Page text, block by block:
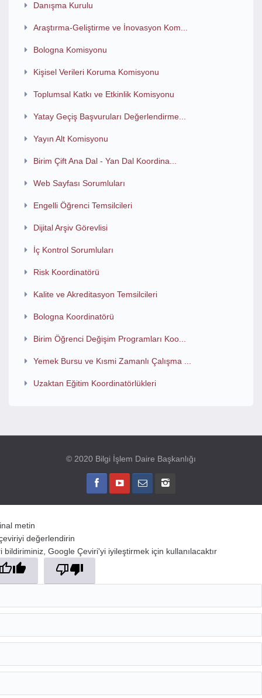
Danışma Kurulu
Araştırma-Geliştirme ve İnovasyon Kom...
Bologna Komisyonu
Kişisel Verileri Koruma Komisyonu
Toplumsal Katkı ve Etkinlik Komisyonu
Yatay Geçiş Başvuruları Değerlendirme...
Yayın Alt Komisyonu
Birim Çift Ana Dal - Yan Dal Koordina...
Web Sayfası Sorumluları
Engelli Öğrenci Temsilcileri
Dijital Arşiv Görevlisi
İç Kontrol Sorumluları
Risk Koordinatörü
Kalite ve Akreditasyon Temsilcileri
Bologna Koordinatörü
Birim Öğrenci Değişim Programları Koo...
Yemek Bursu ve Kısmi Zamanlı Çalışma ...
Uzaktan Eğitim Koordinatörlükleri
© 2020 Bilgi İşlem Daire Başkanlığı
metin
değerlendirin
bildiriminiz, Google Çeviri'yi iyileştirmek için kullanılacaktır